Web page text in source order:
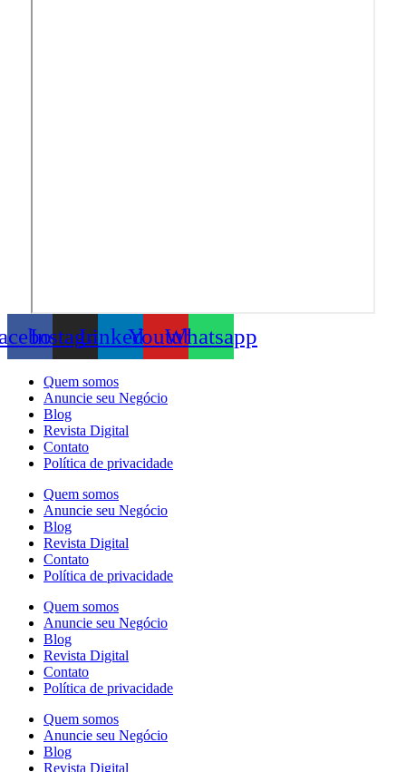
InstagramLinkedinYoutubeWhatsapp
Quem somos
Anuncie seu Negócio
Blog
Revista Digital
Contato
Política de privacidade
Quem somos
Anuncie seu Negócio
Blog
Revista Digital
Contato
Política de privacidade
Quem somos
Anuncie seu Negócio
Blog
Revista Digital
Contato
Política de privacidade
Quem somos
Anuncie seu Negócio
Blog
Revista Digital